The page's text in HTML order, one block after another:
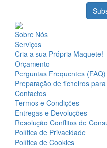
Sobre Nós
Serviços
Cria a sua Própria Maquete!
Orçamento
Perguntas Frequentes (FAQ)
Preparação de ficheiros
Contactos
Termos e Condições
Entregas e Devoluções
Resolução Conflitos de
Política de Privacidade
Política de Cookies